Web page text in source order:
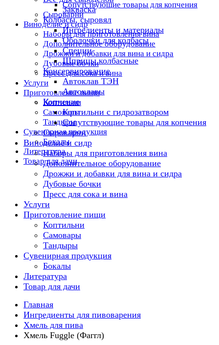
Сопутствующие товары для копчения
Сыроварни
Виноделие и сидр
Наборы для приготовления вина
Дополнительное оборудование
Дрожжи и добавки для вина и сидра
Дубовые бочки
Пресс для сока и вина
Услуги
Приготовление пищи
Коптильни
Самовары
Тандыры
Сувенирная продукция
Бокалы
Литература
Товар для дачи
Закваска
Колбасы, сыровял
Ингредиенты и материалы
Оболочки для колбасы
Специи
Шприцы колбасные
Консервирование
Автоклав ТЭН
Автоклавы
Копчение
Коптильни с гидрозатвором
Сопутствующие товары для копчения
Сыроварни
Виноделие и сидр
Наборы для приготовления вина
Дополнительное оборудование
Дрожжи и добавки для вина и сидра
Дубовые бочки
Пресс для сока и вина
Услуги
Приготовление пищи
Коптильни
Самовары
Тандыры
Сувенирная продукция
Бокалы
Литература
Товар для дачи
Главная
Ингредиенты для пивоварения
Хмель для пива
Хмель Fuggle (Фаггл)